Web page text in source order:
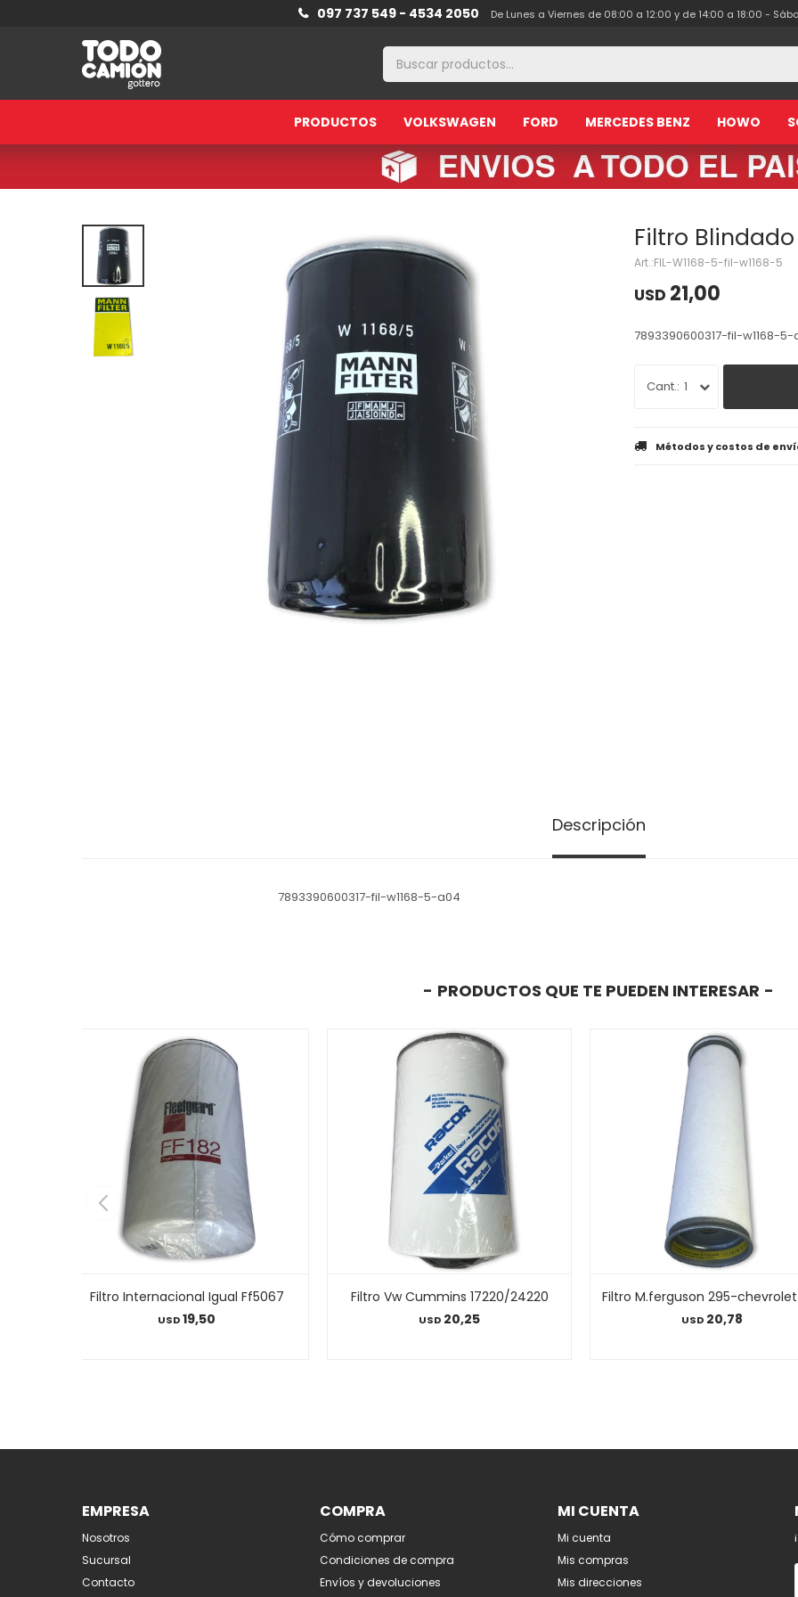
PRODUCTOS VOLKSWAGEN FORD MERCEDES BENZ HOWO
097 737 549 - 4534 2050 De Lunes a Viernes de 08:00 a 12:00 y de 14:00 a 18:00 -
Filtro
FIL-W1168-5-fil-w1168-5
USD 21,00
7893390600317-fil-w1168-
1
Métodos y costos de
Descripción
7893390600317-fil-w1168-5-a04
PRODUCTOS QUE TE PUEDEN INTERESAR
Filtro Internacional Igual Ff5067
USD19,50
Filtro Vw Cummins 17220/24220
USD 20,25
Filtro M.ferguson 295-chevrolet
USD 20,78
EMPRESA
Nosotros
Sucursal
Contacto
COMPRA
Cómo comprar
Condiciones de compra
Envíos y devoluciones
MI CUENTA
Mi cuenta
Mis compras
Mis direcciones